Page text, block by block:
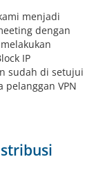
menjadi
dengan
IP
sudah di setujui
VPN